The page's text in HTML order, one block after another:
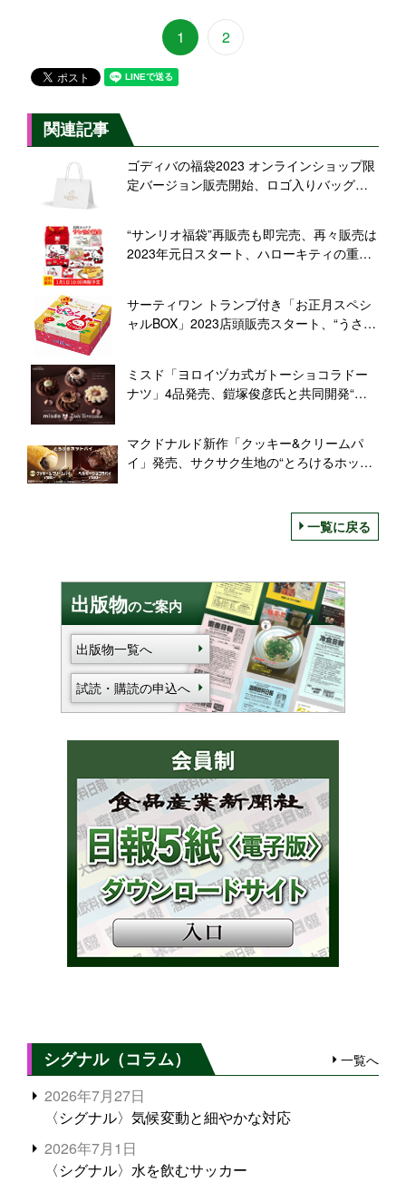
1 2
関連記事
ゴディバの福袋2023 オンラインショップ限
定バージョン販売開始、ロゴ入りバッグと
“サンリオ福袋”再販売も即完売、再々販売は
2023年元日スタート、ハローキティの重
サーティワン トランプ付き「お正月スペシ
ャルBOX」2023店頭販売スタート、“うさぎ
ミスド「ヨロイヅカ式ガトーショコラドー
ナツ」4品発売、鎧塚俊彦氏と共同開発“外
ーナツ
マクドナルド新作「クッキー&クリームパ
イ」発売、サクサク生地の“とろけるホット
一覧に戻る
出版物のご案内
出版物一覧へ
試読・購読の申込へ
シグナル（コラム） 一覧へ
2026年7月27日
〈シグナル〉気候変動と細やかな対応
2026年7月1日
〈シグナル〉水を飲むサッカー